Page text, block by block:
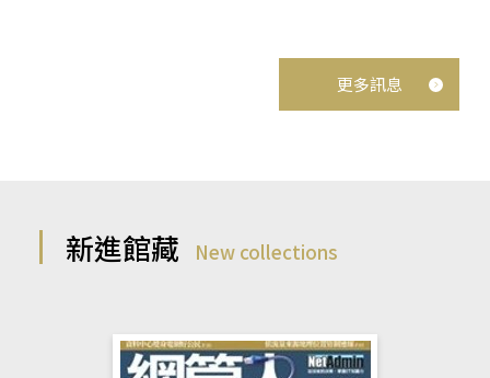
更多訊息
新進館藏 New collections